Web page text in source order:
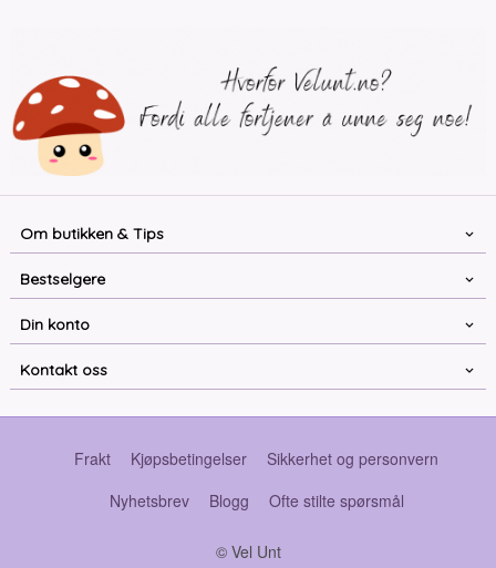
Om butikken & Tips
Bestselgere
Din konto
Kontakt oss
Frakt Kjøpsbetingelser
Sikkerhet og personvern
Nyhetsbrev
Blogg Ofte stilte spørsmål
© Vel Unt